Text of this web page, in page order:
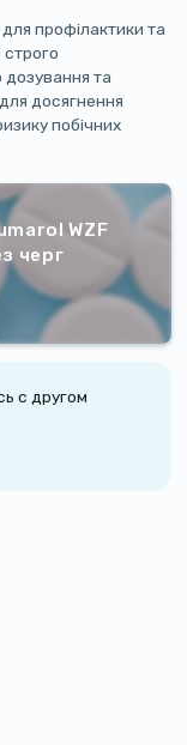
профілактики та
строго
та
досягнення
побічних
WZF
черг
с другом